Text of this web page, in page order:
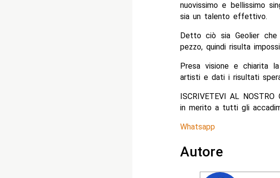
nuovissimo e bellissimo
sia un talento effettivo.
Detto ciò sia Geolier che
pezzo, quindi risulta
Presa visione e chiarita
artisti e dati i risultati
ISCRIVETEVI AL
in merito a tutti gli
Whatsapp
Autore